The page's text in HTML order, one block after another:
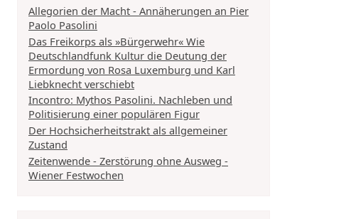
Allegorien der Macht - Annäherungen an Pier
Paolo Pasolini
Das Freikorps als »Bürgerwehr« Wie
Deutschlandfunk Kultur die Deutung der
Ermordung von Rosa Luxemburg und Karl
Liebknecht verschiebt
Incontro: Mythos Pasolini. Nachleben und
Politisierung einer populären Figur
Der Hochsicherheitstrakt als allgemeiner
Zustand
Zeitenwende - Zerstörung ohne Ausweg -
Wiener Festwochen